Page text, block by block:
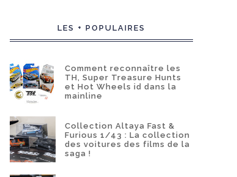
LES + POPULAIRES
Comment reconnaître les
TH, Super Treasure Hunts
et Hot Wheels id dans la
mainline
Collection Altaya Fast &
Furious 1/43 : La collection
des voitures des films de la
saga !